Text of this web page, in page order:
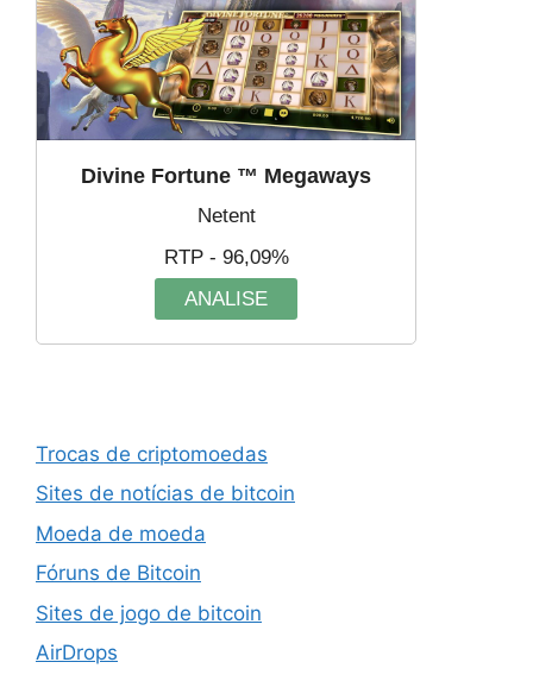
Divine Fortune ™ Megaways
Netent
RTP - 96,09%
ANALISE
Trocas de criptomoedas
Sites de notícias de bitcoin
Moeda de moeda
Fóruns de Bitcoin
Sites de jogo de bitcoin
AirDrops